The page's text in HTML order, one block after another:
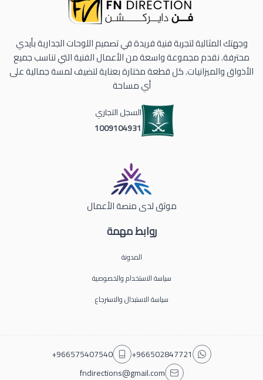
روابط مهمة
المدونة
سياسة الاستخدام والخصوصية
سياسة الاستبدال والاسترجاع
وجهتك المثالية لتجربة فنية فريدة في تصميم اللوحات الجدارية بأيدي
محترفة. نقدم مجموعة واسعة من الأعمال الفنية التي تناسب جميع
الأذواق والميزانيات. كل قطعة مختارة بعناية لتضيف لمسة جمالية على
أي مساحة
السجل التجاري
1009104931
موثق لدى منصة الأعمال
+966502847721
+966575407540
fndirections@gmail.com